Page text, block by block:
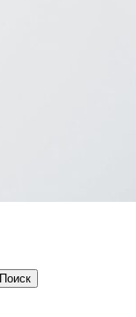
Поиск